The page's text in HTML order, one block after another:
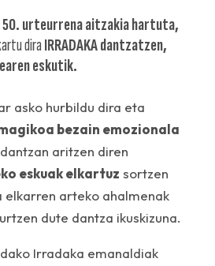
urteurrena aitzakia hartuta,
diraIRRADAKA dantzatzen,
eskutik.
asko hurbildu dira eta
bezain emozionala
aritzen diren
eskuak elkartuz sortzen
elkarren arteko ahalmenak
dute dantza ikuskizuna.
Irradaka emanaldiak